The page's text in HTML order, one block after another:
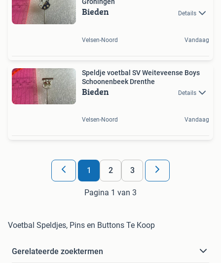
Groningen
Bieden Details
Velsen-Noord Vandaag
Speldje voetbal SV Weiteveense Boys
Schoonenbeek Drenthe
Bieden Details
Velsen-Noord Vandaag
1 2 3
Pagina 1 van 3
Voetbal Speldjes, Pins en Buttons Te Koop
Gerelateerde zoektermen